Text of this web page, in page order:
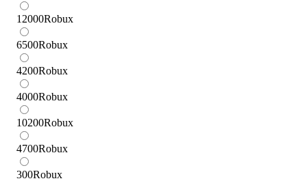
12000Robux
6500Robux
4200Robux
4000Robux
10200Robux
4700Robux
300Robux